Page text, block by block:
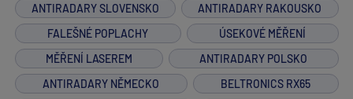
ANTIRADARY SLOVENSKO
ANTIRADARY RAKOUSKO
FALEŠNÉ POPLACHY
ÚSEKOVÉ MĚŘENÍ
MĚŘENÍ LASEREM
ANTIRADARY POLSKO
ANTIRADARY NĚMECKO
BELTRONICS RX65